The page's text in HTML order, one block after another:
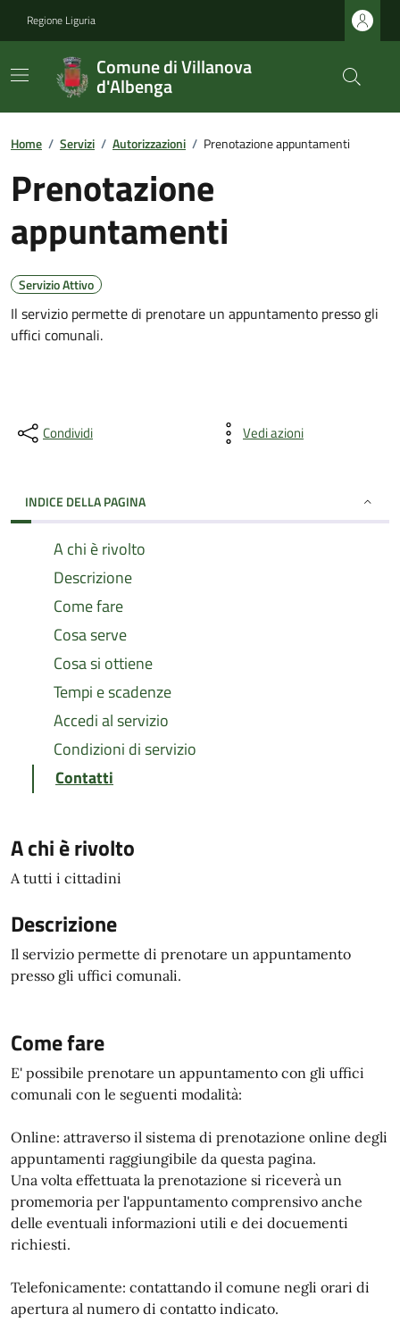
Regione Liguria
Comune di Villanova
d'Albenga
Home / Servizi / Autorizzazioni / Prenotazione appuntamenti
Prenotazione
appuntamenti
Servizio Attivo
Il servizio permette di prenotare un appuntamento presso gli
uffici comunali.
Condividi Vedi azioni
INDICE DELLA PAGINA
A chi è rivolto
Descrizione
Come fare
Cosa serve
Cosa si ottiene
Tempi e scadenze
Accedi al servizio
Condizioni di servizio
Contatti
A chi è rivolto
A tutti i cittadini
Descrizione
Il servizio permette di prenotare un appuntamento
presso gli uffici comunali.
Come fare
E' possibile prenotare un appuntamento con gli uffici
comunali con le seguenti modalità:
Online: attraverso il sistema di prenotazione online degli
appuntamenti raggiungibile da questa pagina.
Una volta effettuata la prenotazione si riceverà un
promemoria per l'appuntamento comprensivo anche
delle eventuali informazioni utili e dei docuementi
richiesti.
Telefonicamente: contattando il comune negli orari di
apertura al numero di contatto indicato.